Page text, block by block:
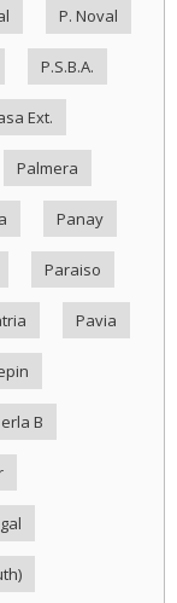
P. Noval
P.S.B.A.
Ext.
Palmera
Panay
Paraiso
Pavia
B